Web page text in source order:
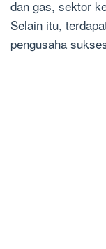
dan gas, sektor
Selain itu,
pengusaha